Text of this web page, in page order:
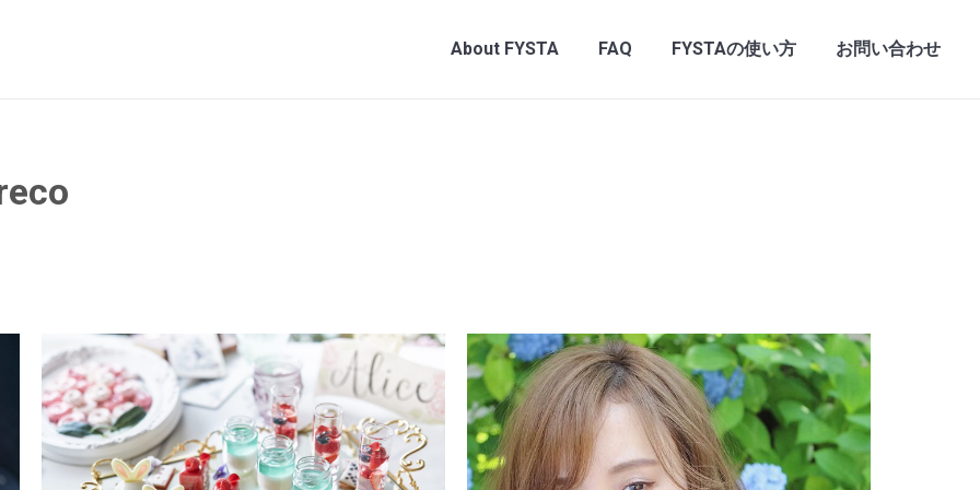
About FYSTA FAQ FYSTAの使い方 お問い合わせ